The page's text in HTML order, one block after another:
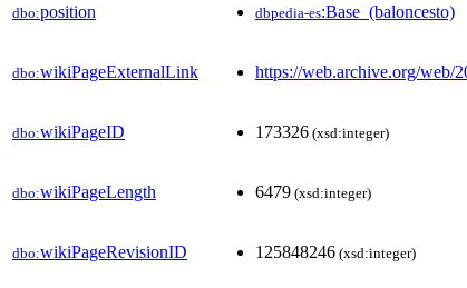
dbo:position dbpedia-es:Base_(baloncesto)
dbo:wikiPageExternalLink https://web.archive.org/web/
dbo:wikiPageID 173326 (xsd:integer)
dbo:wikiPageLength 6479 (xsd:integer)
dbo:wikiPageRevisionID 125848246 (xsd:integer)